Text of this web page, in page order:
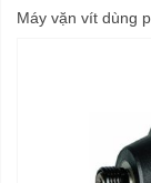
Máy vặn vít dùng